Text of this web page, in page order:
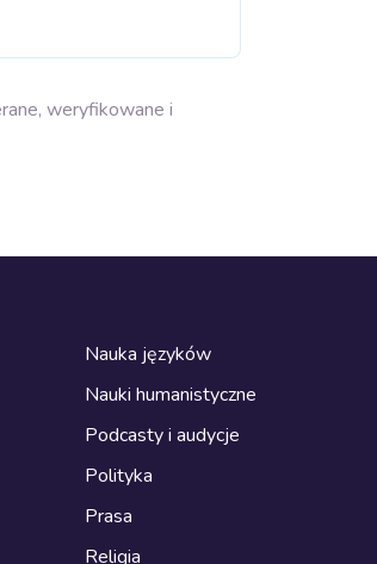
weryfikowane i
Nauka języków
Nauki humanistyczne
Podcasty i audycje
Polityka
Prasa
Religia